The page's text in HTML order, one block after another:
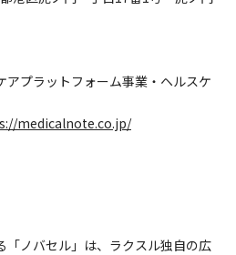
アプラットフォーム事業・ヘルスケ
medicalnote.co.jp/
「ノバセル」は、ラクスル独自の広